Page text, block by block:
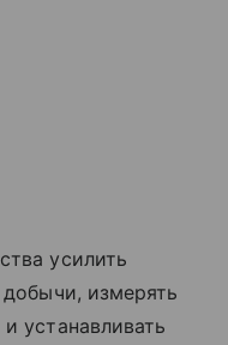
усилить
измерять
устанавливать